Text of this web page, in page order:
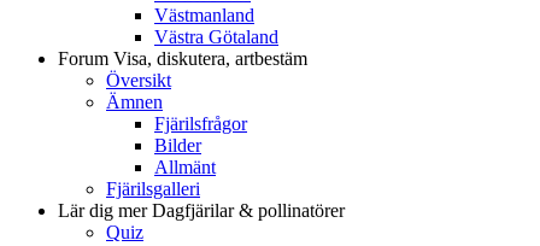
Västmanland
Västra Götaland
Forum Visa, diskutera, artbestäm
Översikt
Ämnen
Fjärilsfrågor
Bilder
Allmänt
Fjärilsgalleri
Lär dig merDagfjärilar & pollinatörer
Quiz